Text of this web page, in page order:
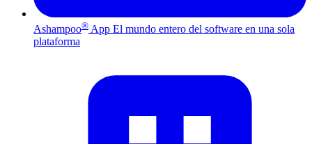
Ashampoo® App El mundo entero del software en una sola
plataforma